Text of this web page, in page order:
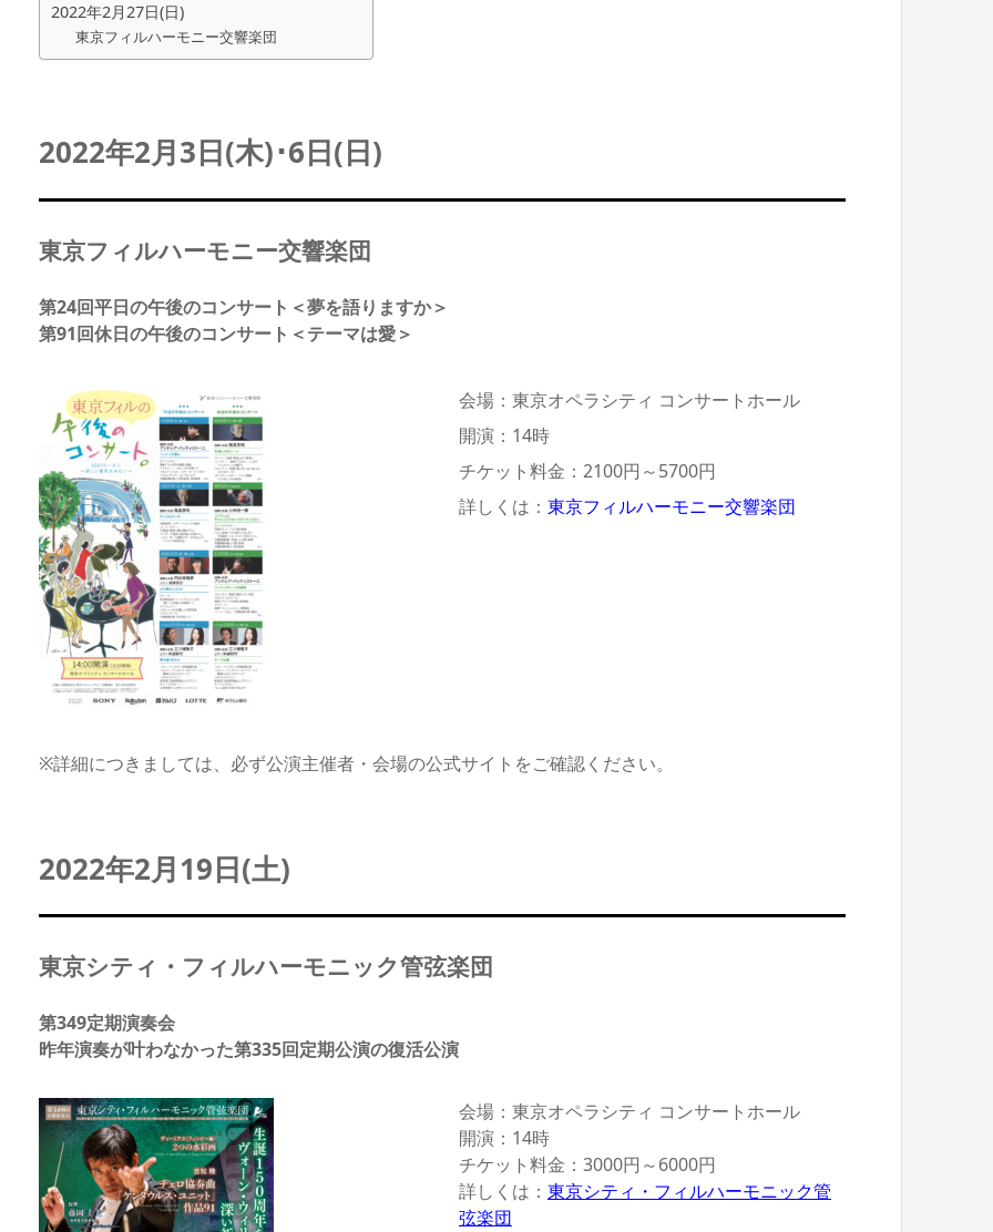
2022年2月27日(日)
東京フィルハーモニー交響楽団
2022年2月3日(木)･6日(日)
東京フィルハーモニー交響楽団
第24回平日の午後のコンサート＜夢を語りますか＞
第91回休日の午後のコンサート＜テーマは愛＞
会場：東京オペラシティ コンサートホール
開演：14時
チケット料金：2100円～5700円
詳しくは： 東京フィルハーモニー交響楽団
※詳細につきましては、必ず公演主催者・会場の公式サイトをご確認ください。
2022年2月19日(土)
東京シティ・フィルハーモニック管弦楽団
第349定期演奏会
昨年演奏が叶わなかった第335回定期公演の復活公演
会場：東京オペラシティ コンサートホール
開演：14時
チケット料金：3000円～6000円
詳しくは： 東京シティ・フィルハーモニック管
弦楽団